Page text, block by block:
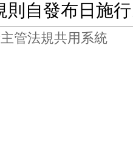
自發布日施行
管法規共用系統